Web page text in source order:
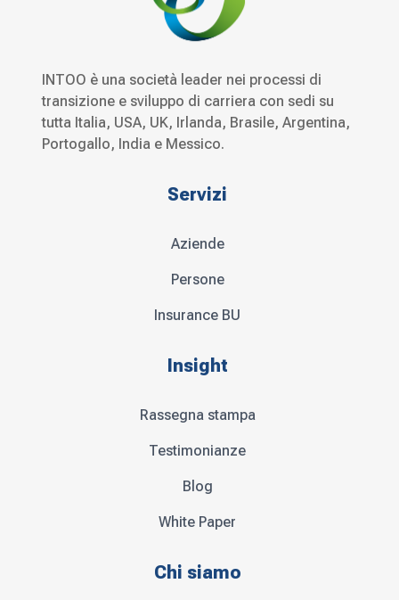
INTOO è una società leader nei processi di
transizione e sviluppo di carriera con sedi su
tutta Italia, USA, UK, Irlanda, Brasile, Argentina,
Portogallo, India e Messico.
Servizi
Aziende
Persone
Insurance BU
Insight
Rassegna stampa
Testimonianze
Blog
White Paper
Chi siamo